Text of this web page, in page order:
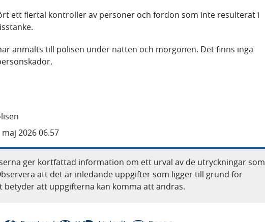
ett flertal kontroller av personer och fordon som inte resulterat i
anmälts till polisen under natten och morgonen. Det finns inga
maj 2026 06.57
ger kortfattad information om ett urval av de utryckningar som
att det är inledande uppgifter som ligger till grund för
betyder att uppgifterna kan komma att ändras.